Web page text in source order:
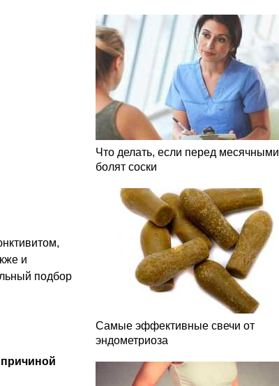
и
подбор
Что делать, если перед месячными
болят соски
Самые эффективные свечи от
эндометриоза